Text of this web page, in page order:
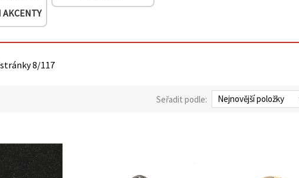
8/117
Seřadit podle: